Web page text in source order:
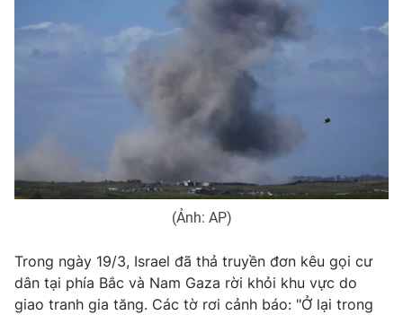
(Ảnh: AP)
Trong ngày 19/3, Israel đã thả truyền đơn kêu gọi cư
dân tại phía Bắc và Nam Gaza rời khỏi khu vực do
giao tranh gia tăng. Các tờ rơi cảnh báo: "Ở lại trong